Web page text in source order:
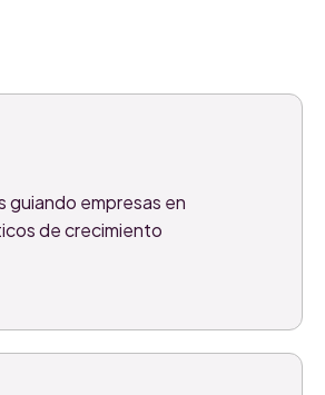
guiando empresas en
de crecimiento